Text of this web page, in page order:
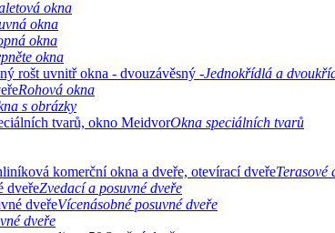
okna
okna
okna
okna
Jednokřídlá a
Rohová okna
s obrázky
Okna speciálních tvarů
Terasové
Zvedací a posuvné dveře
Vícenásobné posuvné dveře
dveře